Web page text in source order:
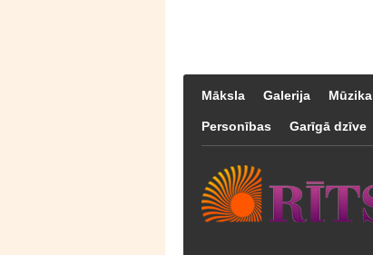
Māksla Galerija Mūzika
Personības Garīgā dzīve